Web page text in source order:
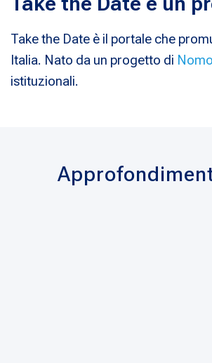
Take the Date è il portale che
Italia. Nato da un progetto di
istituzionali.